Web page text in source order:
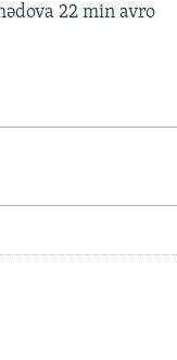
22 min avro